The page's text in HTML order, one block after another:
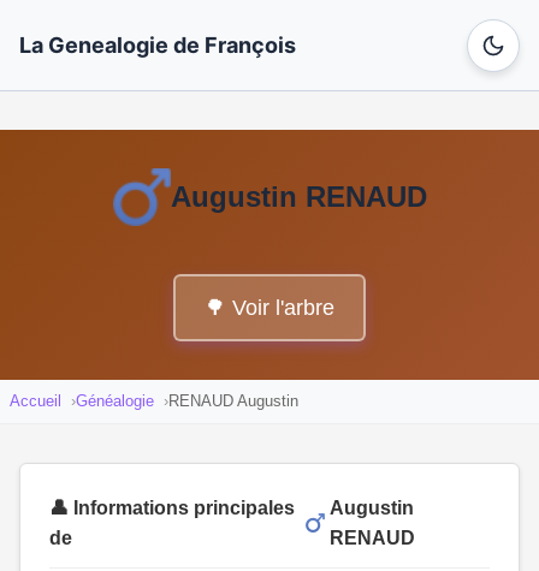
La Genealogie de François
Augustin RENAUD
🌳 Voir l'arbre
Accueil Généalogie RENAUD Augustin
👤 Informations principales
de
Augustin
RENAUD